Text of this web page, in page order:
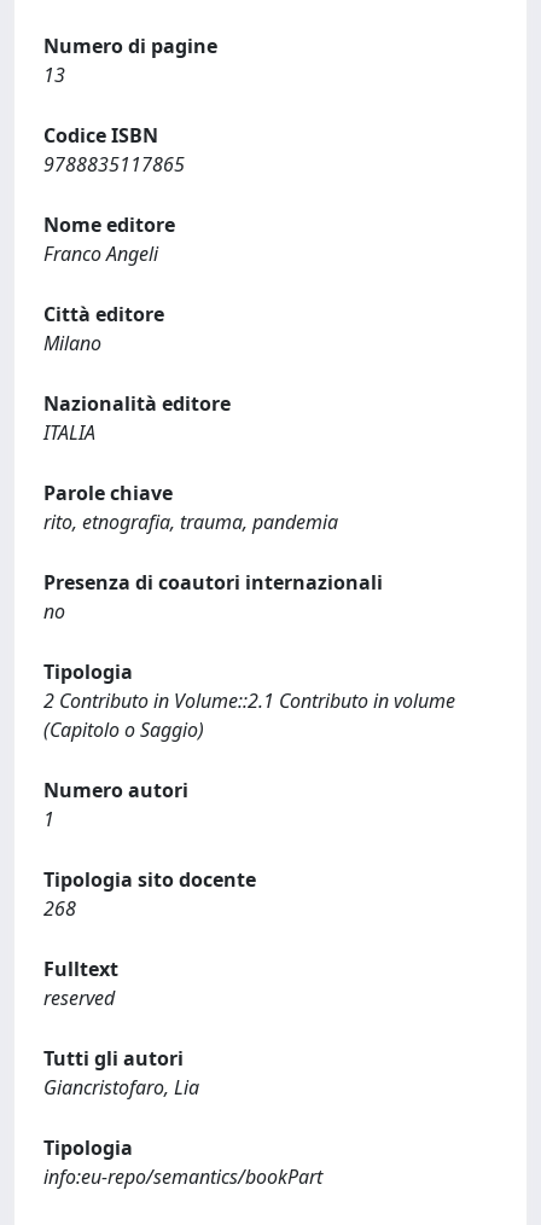
Numero di pagine
13
Codice ISBN
9788835117865
Nome editore
Franco Angeli
Città editore
Milano
Nazionalità editore
ITALIA
Parole chiave
rito, etnografia, trauma, pandemia
Presenza di coautori internazionali
no
Tipologia
2 Contributo in Volume::2.1 Contributo in volume
(Capitolo o Saggio)
Numero autori
1
Tipologia sito docente
268
Fulltext
reserved
Tutti gli autori
Giancristofaro, Lia
Tipologia
info:eu-repo/semantics/bookPart